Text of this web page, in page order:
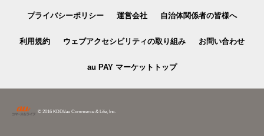
プライバシーポリシー 運営会社 自治体関係者の皆様へ
利用規約 ウェブアクセシビリティの取り組み お問い合わせ
au PAY マーケットトップ
© 2016 KDDI/au Commerce & Life, Inc.